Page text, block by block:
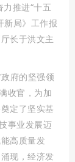
推进“十五
新局》工作报
长于洪文主
府的坚强领
收官，为加
定了坚实基
事业发展迈
高质量发
现，经济发